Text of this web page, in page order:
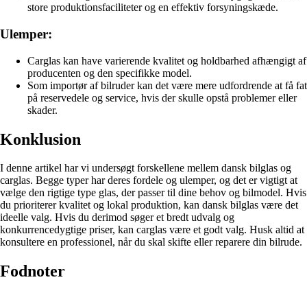
store produktionsfaciliteter og en effektiv forsyningskæde.
Ulemper:
Carglas kan have varierende kvalitet og holdbarhed afhængigt af
producenten og den specifikke model.
Som importør af bilruder kan det være mere udfordrende at få fat
på reservedele og service, hvis der skulle opstå problemer eller
skader.
Konklusion
I denne artikel har vi undersøgt forskellene mellem dansk bilglas og
carglas. Begge typer har deres fordele og ulemper, og det er vigtigt at
vælge den rigtige type glas, der passer til dine behov og bilmodel. Hvis
du prioriterer kvalitet og lokal produktion, kan dansk bilglas være det
ideelle valg. Hvis du derimod søger et bredt udvalg og
konkurrencedygtige priser, kan carglas være et godt valg. Husk altid at
konsultere en professionel, når du skal skifte eller reparere din bilrude.
Fodnoter